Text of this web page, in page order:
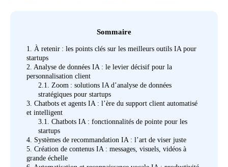
Sommaire
1. À retenir : les points clés sur les meilleurs outils IA pour
startups
2. Analyse de données IA : le levier décisif pour la
personnalisation client
2.1. Zoom : solutions IA d’analyse de données
stratégiques pour startups
3. Chatbots et agents IA : l’ère du support client automatisé
et intelligent
3.1. Chatbots IA : fonctionnalités de pointe pour les
startups
4. Systèmes de recommandation IA : l’art de viser juste
5. Création de contenus IA : messages, visuels, vidéos à
grande échelle